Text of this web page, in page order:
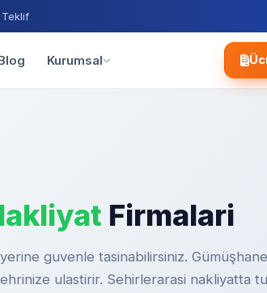
Kurumsal
Firmalari
guvenle tasinabilirsiniz.
ulastirir. Sehirlerarasi nakliyatta